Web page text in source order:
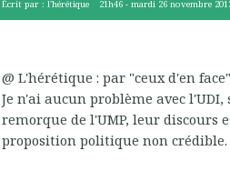
Écrit par : l'hérétique 21h46 -mardi 26 novembre
@ L'hérétique : par "ceux d'en
Je n'ai aucun problème avec
remorque de l'UMP, leur discours
proposition politique non crédible.